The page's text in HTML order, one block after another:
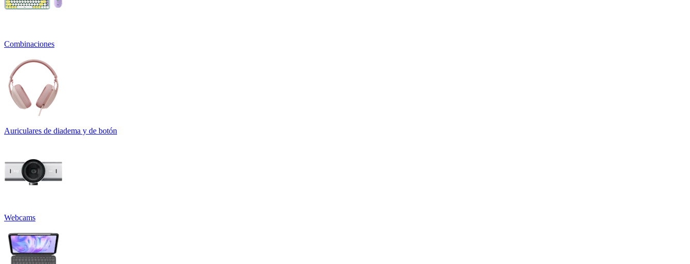
Combinaciones
Auriculares de diadema y de botón
Webcams